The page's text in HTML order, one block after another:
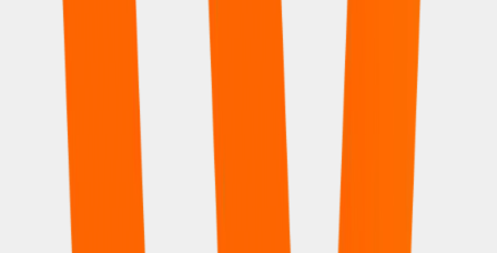
Versátil, resistente e prática, a Caminha Empilhável Realplast
se adapta aos mais diversos ambientes dedicados ao
cuidado e bem-estar infantil.